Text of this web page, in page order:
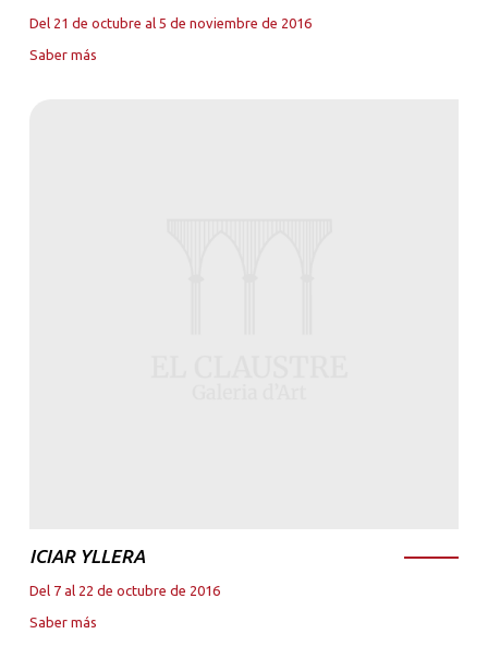
Del 21 de octubre al 5 de noviembre de 2016
Saber más
ICIAR YLLERA
Del 7 al 22 de octubre de 2016
Saber más